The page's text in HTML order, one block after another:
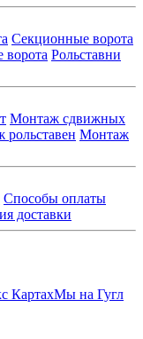
Секционные ворота
ворота Рольставни
Монтаж сдвижных
Монтаж
Способы оплаты
доставки
КартахМы на Гугл